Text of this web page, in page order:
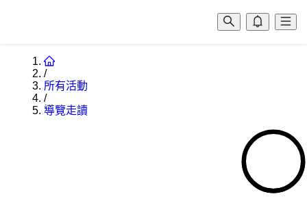
/
所有活動
/
導覽走讀